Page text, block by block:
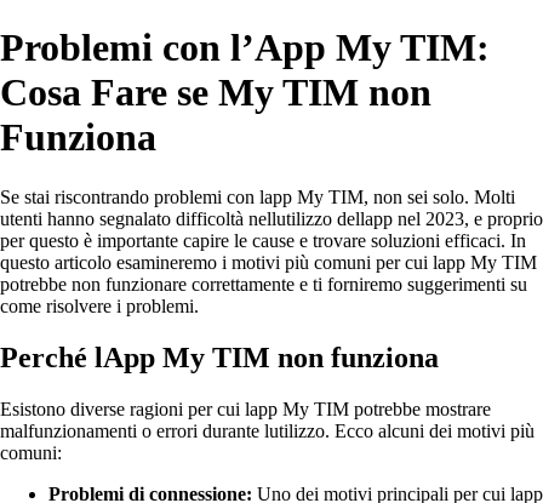
Problemi con l’App My TIM:
Cosa Fare se My TIM non
Funziona
Se stai riscontrando problemi con lapp My TIM, non sei solo. Molti
utenti hanno segnalato difficoltà nellutilizzo dellapp nel 2023, e proprio
per questo è importante capire le cause e trovare soluzioni efficaci. In
questo articolo esamineremo i motivi più comuni per cui lapp My TIM
potrebbe non funzionare correttamente e ti forniremo suggerimenti su
come risolvere i problemi.
Perché lApp My TIM non funziona
Esistono diverse ragioni per cui lapp My TIM potrebbe mostrare
malfunzionamenti o errori durante lutilizzo. Ecco alcuni dei motivi più
comuni:
Problemi di connessione: Uno dei motivi principali per cui lapp